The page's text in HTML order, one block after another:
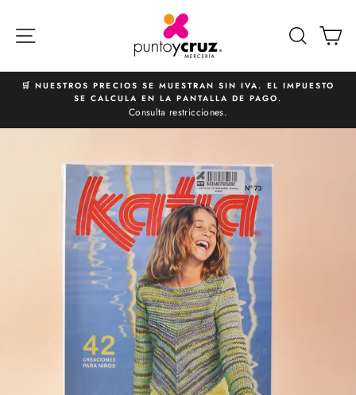
directamente
diapositivas
🛒 NUESTROS PRECIOS SE MUESTRAN SIN IVA. EL IMPUESTO
SE CALCULA EN LA PANTALLA DE PAGO.
Consulta restricciones.